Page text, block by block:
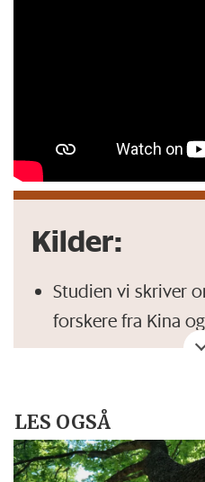
Kilder:
Studien vi skriver
forskere fra Kina
Funnene er
pressemelding fra
LES OGSÅ